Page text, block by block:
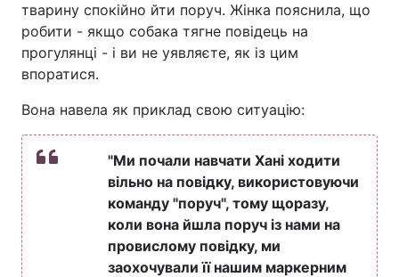
тварину спокійно йти поруч. Жінка пояснила, що
робити - якщо собака тягне повідець на
прогулянці - і ви не уявляєте, як із цим
впоратися.
Вона навела як приклад свою ситуацію:
"Ми почали навчати Хані ходити
вільно на повідку, використовуючи
команду "поруч", тому щоразу,
коли вона йшла поруч із нами на
провислому повідку, ми
заохочували її нашим маркерним